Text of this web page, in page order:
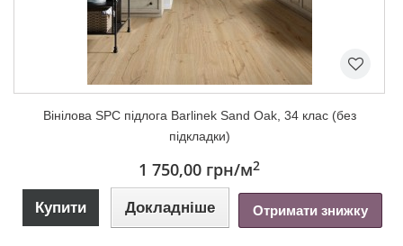
Вінілова SPC підлога Barlinek Sand Oak, 34 клас (без
підкладки)
1 750,00 грн/м2
Купити Докладніше Отримати знижку